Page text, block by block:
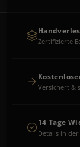
Zertifizierte
Versichert &
14 Tage
Details in